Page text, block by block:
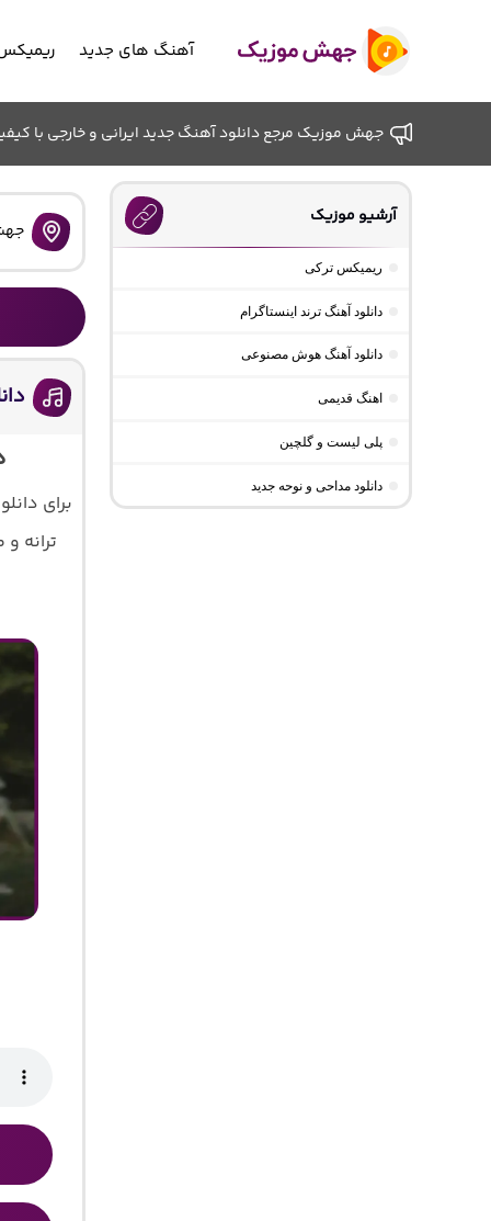
آهنگ های جدید
جهش موزیک مرجع دانلود آهنگ جدید ایرانی و خارجی با
برای
آرشیو موزیک
ریمیکس ترکی
دانلود آهنگ ترند اینستاگرام
دانلود آهنگ هوش مصنوعی
اهنگ قدیمی
پلی لیست و گلچین
دانلود مداحی و نوحه جدید